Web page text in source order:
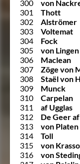
300
von
301
Thott
302
Alströmer
303
Voltemat
304
Fock
305
von Lingen
306
Maclean
307
Zöge von
308
Staël von
309
Munck
310
Carpelan
311
af Ugglas
312
De Geer
313
von Platen
314
Toll
315
von
316
von